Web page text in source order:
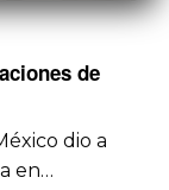
de
dio a
en…